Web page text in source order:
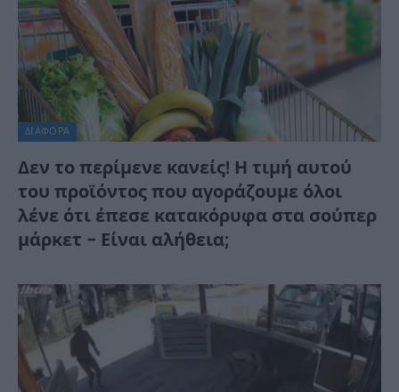
ΔΙΆΦΟΡΑ
Δεν το περίμενε κανείς! Η τιμή αυτού
του προϊόντος που αγοράζουμε όλοι
λένε ότι έπεσε κατακόρυφα στα σούπερ
μάρκετ – Είναι αλήθεια;